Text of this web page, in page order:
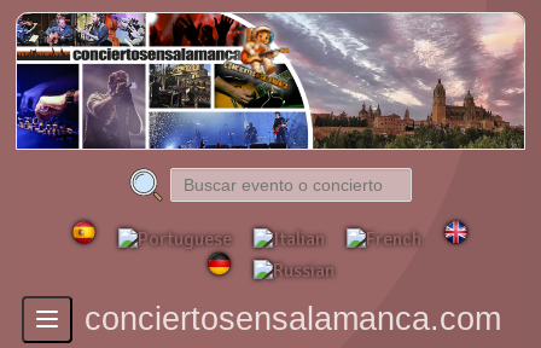
Toggle
navigationconciertosensalamanca.com